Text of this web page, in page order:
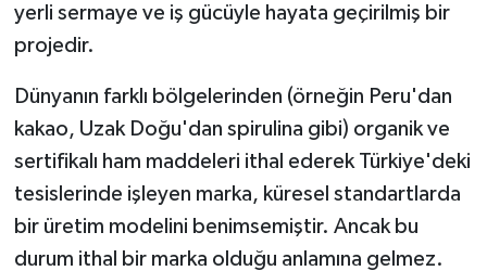
yerli sermaye ve iş gücüyle hayata geçirilmiş bir
projedir.
Dünyanın farklı bölgelerinden (örneğin Peru'dan
kakao, Uzak Doğu'dan spirulina gibi) organik ve
sertifikalı ham maddeleri ithal ederek Türkiye'deki
tesislerinde işleyen marka, küresel standartlarda
bir üretim modelini benimsemiştir. Ancak bu
durum ithal bir marka olduğu anlamına gelmez.